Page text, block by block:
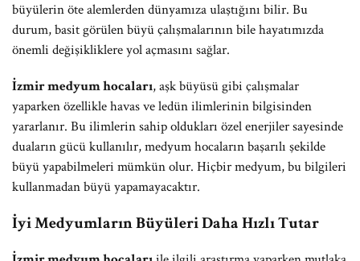
büyülerin öte alemlerden dünyamıza ulaştığını bilir. Bu
durum, basit görülen büyü çalışmalarının bile hayatımızda
önemli değişikliklere yol açmasını sağlar.
İzmir medyum hocaları, aşk büyüsü gibi çalışmalar
yaparken özellikle havas ve ledün ilimlerinin bilgisinden
yararlanır. Bu ilimlerin sahip oldukları özel enerjiler sayesinde
duaların gücü kullanılır, medyum hocaların başarılı şekilde
büyü yapabilmeleri mümkün olur. Hiçbir medyum, bu bilgileri
kullanmadan büyü yapamayacaktır.
İyi Medyumların Büyüleri Daha Hızlı Tutar